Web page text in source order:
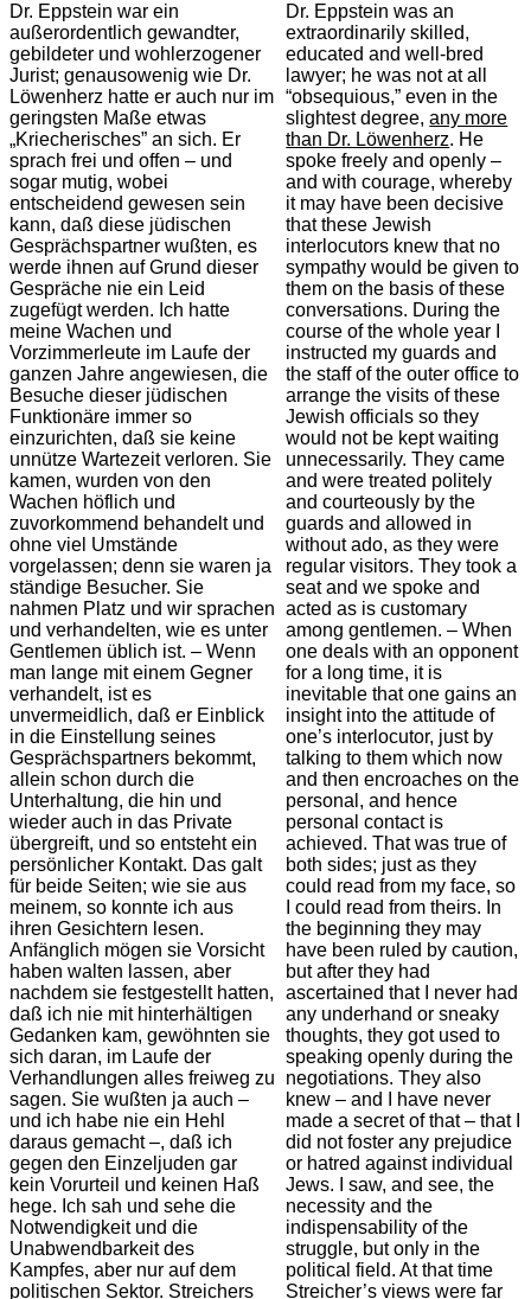
Dr. Eppstein war ein
außerordentlich gewandter,
gebildeter und wohlerzogener
Jurist; genausowenig wie Dr.
Löwenherz hatte er auch nur im
geringsten Maße etwas
„Kriecherisches” an sich. Er
sprach frei und offen – und
sogar mutig, wobei
entscheidend gewesen sein
kann, daß diese jüdischen
Gesprächspartner wußten, es
werde ihnen auf Grund dieser
Gespräche nie ein Leid
zugefügt werden. Ich hatte
meine Wachen und
Vorzimmerleute im Laufe der
ganzen Jahre angewiesen, die
Besuche dieser jüdischen
Funktionäre immer so
einzurichten, daß sie keine
unnütze Wartezeit verloren. Sie
kamen, wurden von den
Wachen höflich und
zuvorkommend behandelt und
ohne viel Umstände
vorgelassen; denn sie waren ja
ständige Besucher. Sie
nahmen Platz und wir sprachen
und verhandelten, wie es unter
Gentlemen üblich ist. – Wenn
man lange mit einem Gegner
verhandelt, ist es
unvermeidlich, daß er Einblick
in die Einstellung seines
Gesprächspartners bekommt,
allein schon durch die
Unterhaltung, die hin und
wieder auch in das Private
übergreift, und so entsteht ein
persönlicher Kontakt. Das galt
für beide Seiten; wie sie aus
meinem, so konnte ich aus
ihren Gesichtern lesen.
Anfänglich mögen sie Vorsicht
haben walten lassen, aber
nachdem sie festgestellt hatten,
daß ich nie mit hinterhältigen
Gedanken kam, gewöhnten sie
sich daran, im Laufe der
Verhandlungen alles freiweg zu
sagen. Sie wußten ja auch –
und ich habe nie ein Hehl
daraus gemacht –, daß ich
gegen den Einzeljuden gar
kein Vorurteil und keinen Haß
hege. Ich sah und sehe die
Notwendigkeit und die
Unabwendbarkeit des
Kampfes, aber nur auf dem
politischen Sektor. Streichers
Dr. Eppstein was an
extraordinarily skilled,
educated and well-bred
lawyer; he was not at all
“obsequious,” even in the
slightest degree,any more
than Dr. Löwenherz. He
spoke freely and openly –
and with courage, whereby
it may have been decisive
that these Jewish
interlocutors knew that no
sympathy would be given to
them on the basis of these
conversations. During the
course of the whole year I
instructed my guards and
the staff of the outer office to
arrange the visits of these
Jewish officials so they
would not be kept waiting
unnecessarily. They came
and were treated politely
and courteously by the
guards and allowed in
without ado, as they were
regular visitors. They took a
seat and we spoke and
acted as is customary
among gentlemen. – When
one deals with an opponent
for a long time, it is
inevitable that one gains an
insight into the attitude of
one’s interlocutor, just by
talking to them which now
and then encroaches on the
personal, and hence
personal contact is
achieved.That was true of
both sides; just as they
could read from my face, so
I could read from theirs. In
the beginning they may
have been ruled by caution,
but after they had
ascertained that I never had
any underhand or sneaky
thoughts, they got used to
speaking openly during the
negotiations. They also
knew – and I have never
made a secret of that – that I
did not foster any prejudice
or hatred against individual
Jews. I saw, and see, the
necessity and the
indispensability of the
struggle, but only in the
political field.At that time
Streicher’s views were far